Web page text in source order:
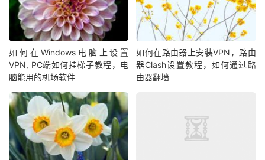
如何在Windows电脑上设置
VPN, PC端如何挂梯子教程，电
脑能用的机场软件
如何在路由器上安装VPN，路由
器Clash设置教程，如何通过路
由器翻墙